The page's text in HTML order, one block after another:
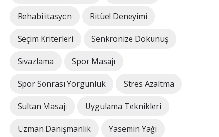
Rehabilitasyon Ritüel Deneyimi
Seçim Kriterleri Senkronize Dokunuş
Sıvazlama Spor Masajı
Spor Sonrası Yorgunluk Stres Azaltma
Sultan Masajı Uygulama Teknikleri
Uzman Danışmanlık Yasemin Yağı